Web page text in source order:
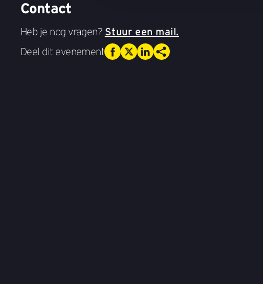
Contact
Heb je nog vragen? Stuur een mail.
Deel dit evenement